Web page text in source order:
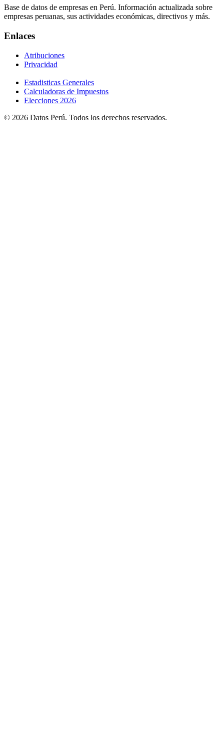
Base de datos de empresas en Perú. Información actualizada sobre
empresas peruanas, sus actividades económicas, directivos y más.
Enlaces
Atribuciones
Privacidad
Estadisticas Generales
Calculadoras de Impuestos
Elecciones 2026
© 2026 Datos Perú. Todos los derechos reservados.